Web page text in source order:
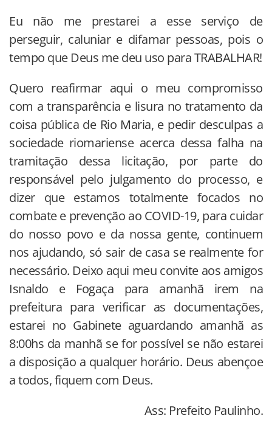
Eu não me prestarei a esse serviço de
perseguir, caluniar e difamar pessoas, pois o
tempo que Deus me deu uso para TRABALHAR!
Quero reafirmar aqui o meu compromisso
com a transparência e lisura no tratamento da
coisa pública de Rio Maria, e pedir desculpas a
sociedade riomariense acerca dessa falha na
tramitação dessa licitação, por parte do
responsável pelo julgamento do processo, e
dizer que estamos totalmente focados no
combate e prevenção ao COVID-19, para cuidar
do nosso povo e da nossa gente, continuem
nos ajudando, só sair de casa se realmente for
necessário. Deixo aqui meu convite aos amigos
Isnaldo e Fogaça para amanhã irem na
prefeitura para verificar as documentações,
estarei no Gabinete aguardando amanhã as
8:00hs da manhã se for possível se não estarei
a disposição a qualquer horário. Deus abençoe
a todos, fiquem com Deus.
Ass: Prefeito Paulinho.